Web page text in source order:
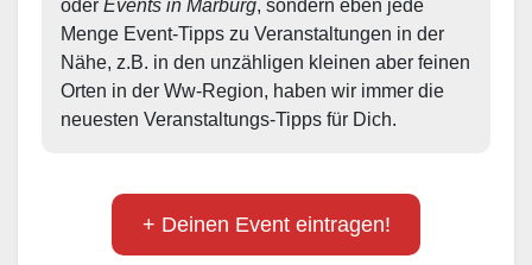
oder Events in Marburg, sondern eben jede
Menge Event-Tipps zu Veranstaltungen in der
Nähe, z.B. in den unzähligen kleinen aber feinen
Orten in der Ww-Region, haben wir immer die
neuesten Veranstaltungs-Tipps für Dich.
+ Deinen Event eintragen!